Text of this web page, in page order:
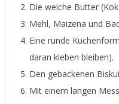
Die weiche Butter
Mehl, Maizena und
Eine runde
daran kleben bleiben).
Den gebackenen
Mit einem langen